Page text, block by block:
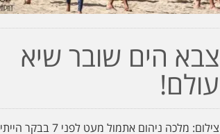
צבא הים שובר שיא
עולם!
צילום: מלכה ניהום אתמול מעט לפני 7 בבקר הייתי